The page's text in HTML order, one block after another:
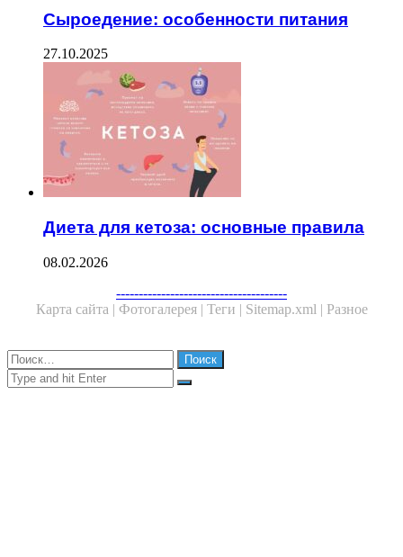
Сыроедение: особенности питания
27.10.2025
Диета для кетоза: основные правила
08.02.2026
--------------------------------------
Карта сайта | Фотогалерея | Теги | Sitemap.xml | Разное
Close
Найти:
Close
Search